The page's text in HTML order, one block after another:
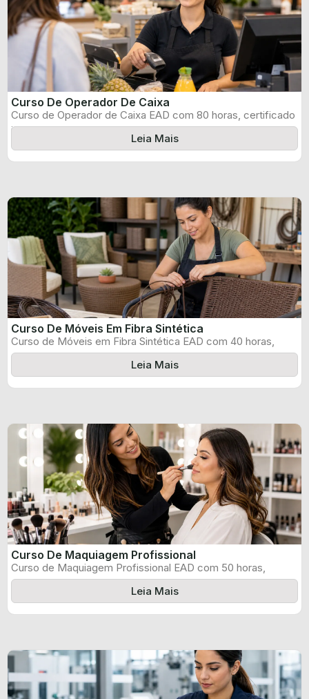
Curso De Operador De Caixa
Curso de Operador de Caixa EAD com 80 horas, certificado
informado pelo produtor ...
Leia Mais
Curso De Móveis Em Fibra Sintética
Curso de Móveis em Fibra Sintética EAD com 40 horas,
certificado informado pelo ...
Leia Mais
Curso De Maquiagem Profissional
Curso de Maquiagem Profissional EAD com 50 horas,
certificado informado pelo produtor e ...
Leia Mais